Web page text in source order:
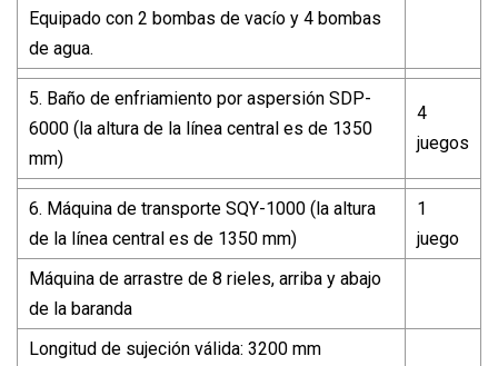
Equipado con 2 bombas de vacío y 4 bombas
de agua.
5. Baño de enfriamiento por aspersión SDP-
6000 (la altura de la línea central es de 1350
mm)
4
juegos
6. Máquina de transporte SQY-1000 (la altura
de la línea central es de 1350 mm)
1
juego
Máquina de arrastre de 8 rieles, arriba y abajo
de la baranda
Longitud de sujeción válida: 3200 mm